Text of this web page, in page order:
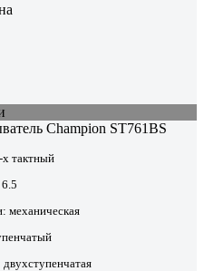
Champion ST761BS
х тактный
6.5
механическая
двухступенчатая